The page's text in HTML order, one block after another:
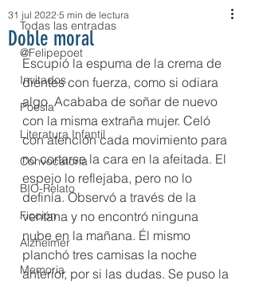
Todas las entradas
@Felipepoet
Invitados
Poesía
Literatura Infantil
Convocatoria
BIO-Relato
Ficción
Alzheimer
Memoria
Doble moral
31 jul 2022 5 min de lectura
Escupió la espuma de la crema de
dientes con fuerza, como si odiara
algo. Acababa de soñar de nuevo
con la misma extraña mujer. Celó
con atención cada movimiento para
no cortarse la cara en la afeitada. El
espejo lo reflejaba, pero no lo
definía. Observó a través de la
ventana y no encontró ninguna
nube en la mañana. Él mismo
planchó tres camisas la noche
anterior, por si las dudas. Se puso la